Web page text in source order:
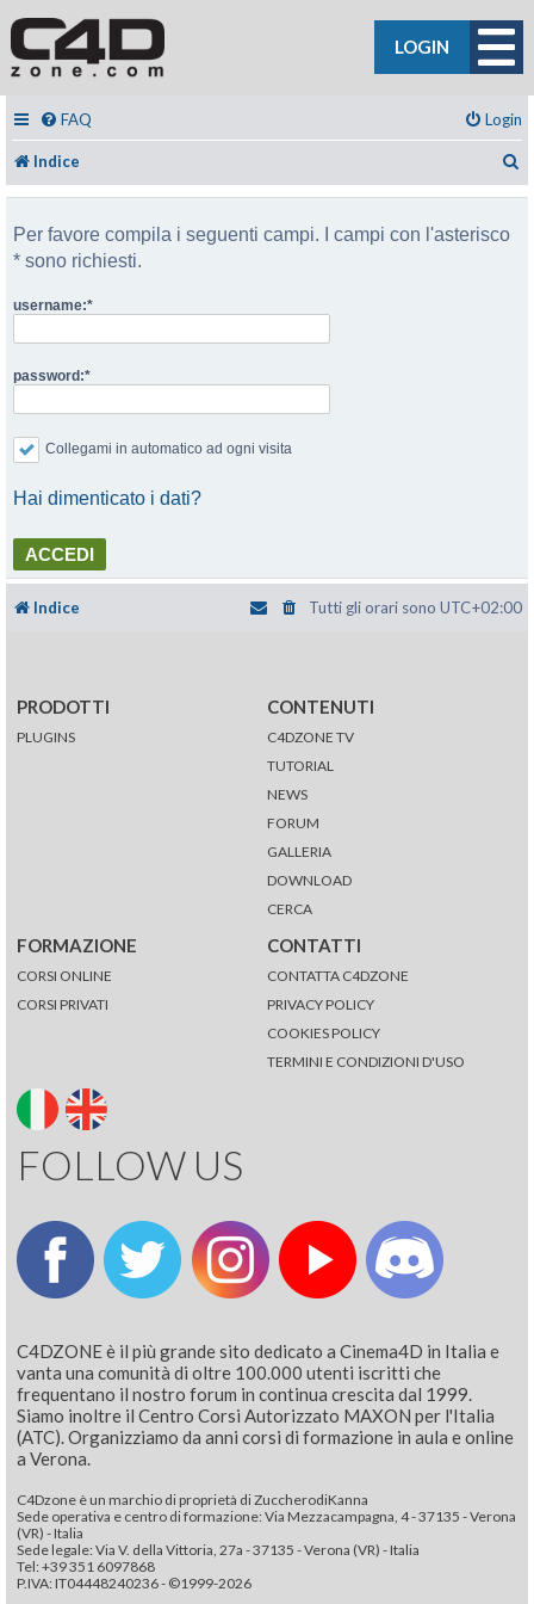
LOGIN
FAQ Login
Indice
Per favore compila i seguenti campi. I campi con l'asterisco
* sono richiesti.
username:
password:
Collegami in automatico ad ogni visita
Hai dimenticato i dati?
Indice Tutti gli orari sono UTC+02:00
PRODOTTI
PLUGINS
CONTENUTI
C4DZONE TV
TUTORIAL
NEWS
FORUM
GALLERIA
DOWNLOAD
CERCA
FORMAZIONE
CORSI ONLINE
CORSI PRIVATI
CONTATTI
CONTATTA C4DZONE
PRIVACY POLICY
COOKIES POLICY
TERMINI E CONDIZIONI D'USO
FOLLOW US
C4DZONE è il più grande sito dedicato a Cinema4D in Italia e
vanta una comunità di oltre 100.000 utenti iscritti che
frequentano il nostro forum in continua crescita dal 1999.
Siamo inoltre il Centro Corsi Autorizzato MAXON per l'Italia
(ATC). Organizziamo da anni corsi di formazione in aula e online
a Verona.
C4Dzone è un marchio di proprietà di ZuccherodiKanna
Sede operativa e centro di formazione: Via Mezzacampagna, 4 - 37135 - Verona
(VR) - Italia
Sede legale: Via V. della Vittoria, 27a - 37135 - Verona (VR) - Italia
Tel: +39 351 6097868‬
P.IVA: IT04448240236 - ©1999-2026